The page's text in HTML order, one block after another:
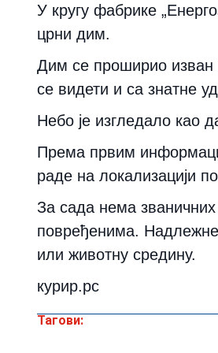
У кругу фабрике
црни дим.
Дим се проширио изван
се видети и са знатне
Небо је изгледало као
Према првим
раде на локализацији
За сада нема
повређенима.
или животну средину.
курир.рс
Тагови: